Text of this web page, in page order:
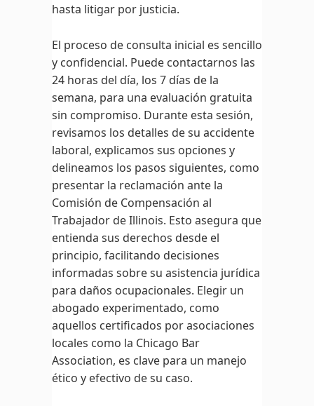
hasta litigar por justicia.
El proceso de consulta inicial es sencillo
y confidencial. Puede contactarnos las
24 horas del día, los 7 días de la
semana, para una evaluación gratuita
sin compromiso. Durante esta sesión,
revisamos los detalles de su accidente
laboral, explicamos sus opciones y
delineamos los pasos siguientes, como
presentar la reclamación ante la
Comisión de Compensación al
Trabajador de Illinois. Esto asegura que
entienda sus derechos desde el
principio, facilitando decisiones
informadas sobre su asistencia jurídica
para daños ocupacionales. Elegir un
abogado experimentado, como
aquellos certificados por asociaciones
locales como la Chicago Bar
Association, es clave para un manejo
ético y efectivo de su caso.